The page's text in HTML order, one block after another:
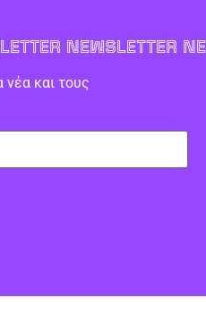
NEWSLETTER
νέα και τους